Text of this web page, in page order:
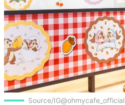
Source/IG@ohmycafe_official